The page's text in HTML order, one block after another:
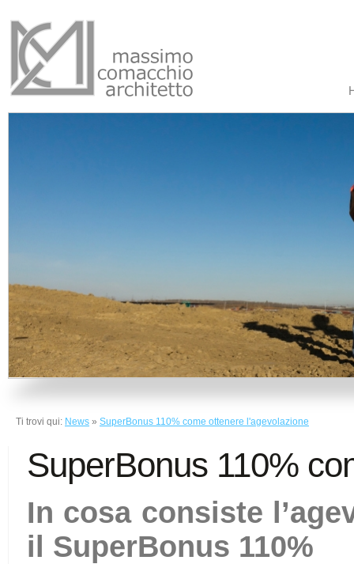
Ti trovi qui: News » SuperBonus 110% come ottenere l'agevolazione
SuperBonus 110%
In cosa consiste
il SuperBonus 110%